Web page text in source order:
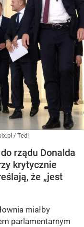
/ Tedi
rządu Donalda
krytycznie
że „jest
miałby
parlamentarnym